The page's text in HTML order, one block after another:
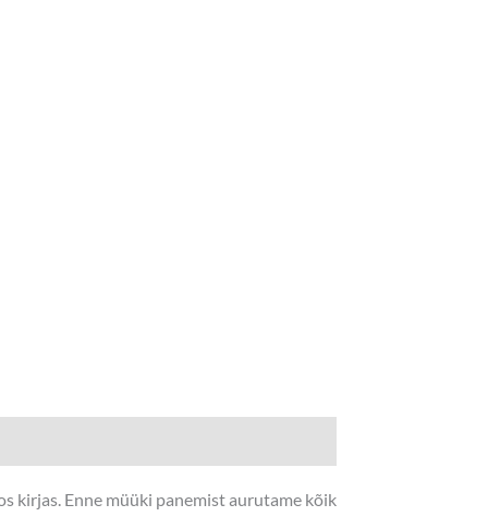
kirjas. Enne müüki panemist aurutame kõik